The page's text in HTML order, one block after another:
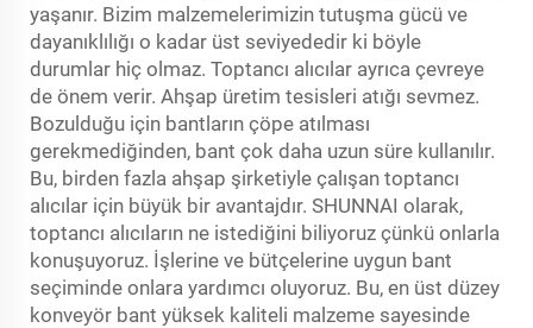
yaşanır. Bizim malzemelerimizin tutuşma gücü ve
dayanıklılığı o kadar üst seviyededir ki böyle
durumlar hiç olmaz. Toptancı alıcılar ayrıca çevreye
de önem verir. Ahşap üretim tesisleri atığı sevmez.
Bozulduğu için bantların çöpe atılması
gerekmediğinden, bant çok daha uzun süre kullanılır.
Bu, birden fazla ahşap şirketiyle çalışan toptancı
alıcılar için büyük bir avantajdır. SHUNNAI olarak,
toptancı alıcıların ne istediğini biliyoruz çünkü onlarla
konuşuyoruz. İşlerine ve bütçelerine uygun bant
seçiminde onlara yardımcı oluyoruz. Bu, en üst düzey
konveyör bant yüksek kaliteli malzeme sayesinde